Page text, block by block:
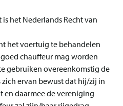
het Nederlands Recht van
het voertuig te behandelen
chauffeur mag worden
gebruiken overeenkomstig de
ervan bewust dat hij/zij in
daarmee de vereniging